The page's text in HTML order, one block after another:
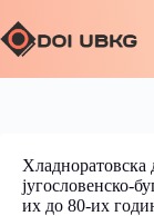
Хладноратовска
југословенско-
их до 80-их